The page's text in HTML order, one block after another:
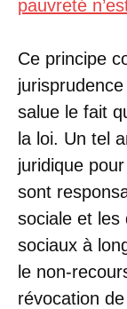
pauvreté
Ce principe
salue le fait
la loi. Un tel
juridique
sont
sociale et les
sociaux à
le non-
révocation